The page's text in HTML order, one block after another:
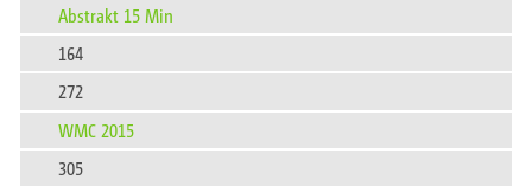
Abstrakt 15 Min
164
272
WMC 2015
305